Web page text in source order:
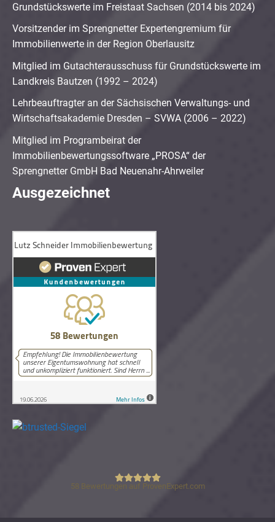
Grundstückswerte im Freistaat Sachsen (2014 bis 2024)
Vorsitzender im Sprengnetter Expertengremium für
Immobilienwerte in der Region Oberlausitz
Mitglied im Gutachterausschuss für Grundstückswerte im
Landkreis Bautzen (1992 – 2024)
Lehrbeauftragter an der Sächsischen Verwaltungs- und
Wirtschaftsakademie Dresden – SVWA (2006 – 2022)
Mitglied im Programbeirat der
Immobilienbewertungssoftware „PROSA“ der
Sprengnetter GmbH Bad Neuenahr-Ahrweiler
Ausgezeichnet
Lutz Schneider Immobilienbewertung
58 Bewertungen auf ProvenExpert.com